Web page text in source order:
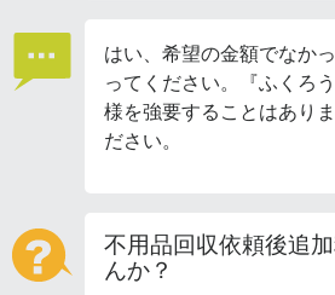
はい、希望の金額でなか
ってください。『ふくろ
様を強要することはあり
ださい。
不用品回収依頼後追
んか？